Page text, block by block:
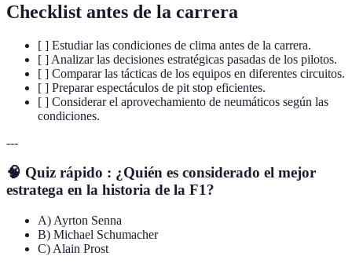
Checklist antes de la carrera
[ ] Estudiar las condiciones de clima antes de la carrera.
[ ] Analizar las decisiones estratégicas pasadas de los pilotos.
[ ] Comparar las tácticas de los equipos en diferentes circuitos.
[ ] Preparar espectáculos de pit stop eficientes.
[ ] Considerar el aprovechamiento de neumáticos según las
condiciones.
---
🧠 Quiz rápido : ¿Quién es considerado el mejor
estratega en la historia de la F1?
A) Ayrton Senna
B) Michael Schumacher
C) Alain Prost